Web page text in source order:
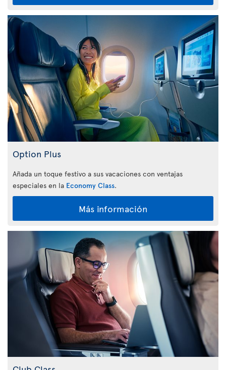
Option Plus
Añada un toque festivo a sus vacaciones con ventajas
especiales en la Economy Class.
Más información